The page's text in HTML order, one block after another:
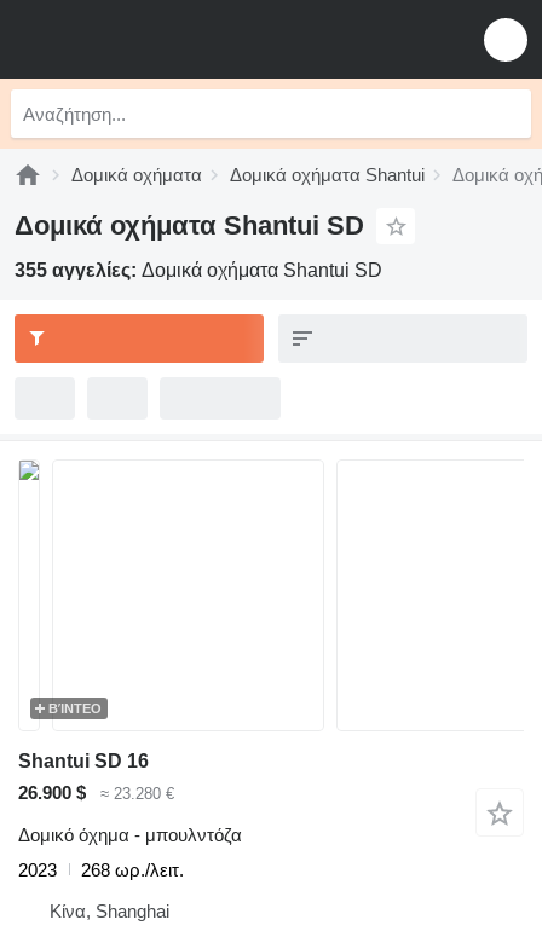
Δομικά οχήματα Δομικά οχήματα Shantui Δομικά
Δομικά οχήματα Shantui SD
355 αγγελίες: Δομικά οχήματα Shantui SD
ΒΊΝΤΕΟ
Shantui SD 16
26.900 $
≈ 23.280 €
Δομικό όχημα - μπουλντόζα
2023
268 ωρ./λειτ.
Κίνα, Shanghai